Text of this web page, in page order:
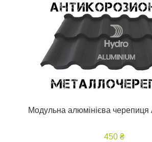
Модульна алюмінієва черепиця
450 ₴